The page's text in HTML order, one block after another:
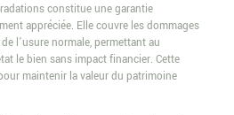
constitue une garantie
appréciée. Elle couvre les dommages
l’usure normale, permettant au
le bien sans impact financier. Cette
maintenir la valeur du patrimoine